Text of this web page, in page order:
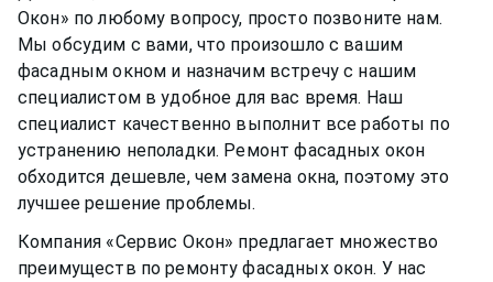
Окон» по любому вопросу, просто позвоните нам.
Мы обсудим с вами, что произошло с вашим
фасадным окном и назначим встречу с нашим
специалистом в удобное для вас время. Наш
специалист качественно выполнит все работы по
устранению неполадки. Ремонтфасадных окон
обходится дешевле, чем замена окна, поэтому это
лучшее решение проблемы.
Компания «Сервис Окон» предлагает множество
преимуществ по ремонту фасадных окон. У нас